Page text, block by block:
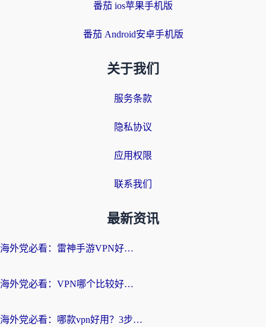
番茄 ios苹果手机版
番茄 Android安卓手机版
关于我们
服务条款
隐私协议
应用权限
联系我们
最新资讯
海外党必看：雷神手游VPN好用吗？和天速回国VPN对比哪个回国效果更好？附实用加速器选择指南
海外党必看：VPN哪个比较好用？3分钟找到适合你的回国加速方案
海外党必看：哪款vpn好用？3步选对回国加速器，无缝刷剧玩游戏